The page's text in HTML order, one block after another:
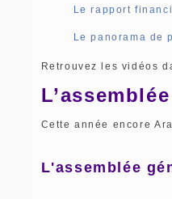
Le rapport
Le panorama de
Retrouvez les vidéos
Cette année encore
L'assemblée